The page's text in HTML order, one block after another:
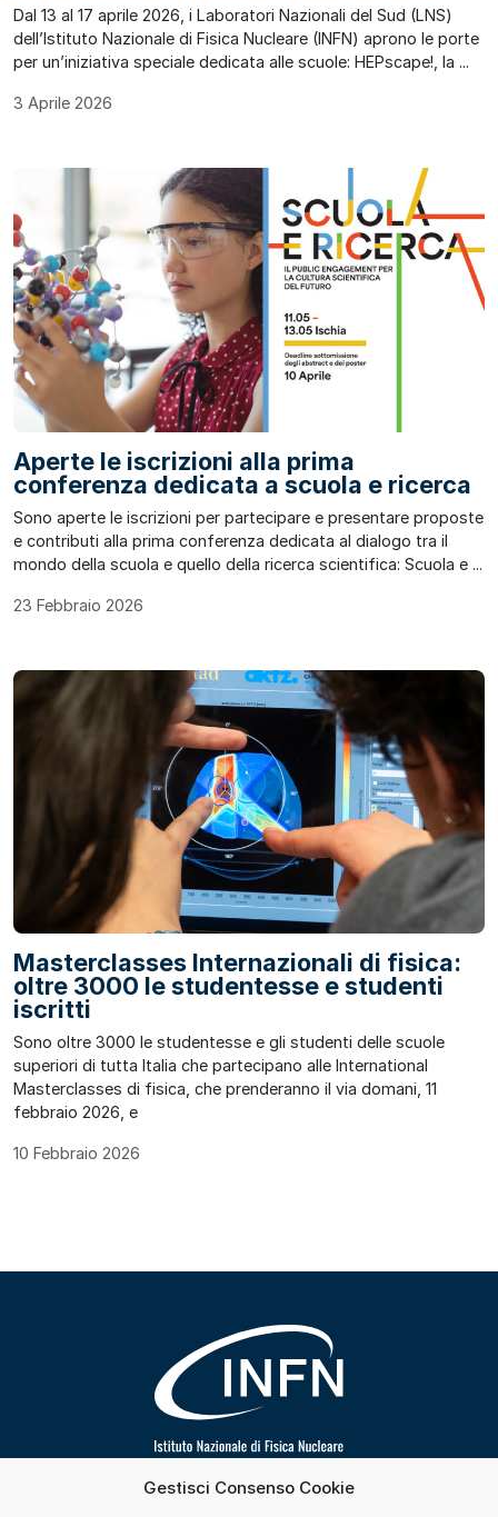
Gestisci Consenso Cookie
Dal 13 al 17 aprile 2026, i Laboratori Nazionali del Sud (LNS)
dell’Istituto Nazionale di Fisica Nucleare (INFN) aprono le porte
per un’iniziativa speciale dedicata alle scuole: HEPscape!, la ...
3 Aprile 2026
Aperte le iscrizioni alla prima
conferenza dedicata a scuola e ricerca
Sono aperte le iscrizioni per partecipare e presentare proposte
e contributi alla prima conferenza dedicata al dialogo tra il
mondo della scuola e quello della ricerca scientifica: Scuola e ...
23 Febbraio 2026
Masterclasses Internazionali di fisica:
oltre 3000 le studentesse e studenti
iscritti
Sono oltre 3000 le studentesse e gli studenti delle scuole
superiori di tutta Italia che partecipano alle International
Masterclasses di fisica, che prenderanno il via domani, 11
febbraio 2026, e
10 Febbraio 2026
Segui INFN su